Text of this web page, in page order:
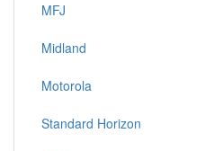
MFJ
Midland
Motorola
Standard Horizon